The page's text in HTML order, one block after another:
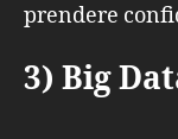
prendere
3) Big